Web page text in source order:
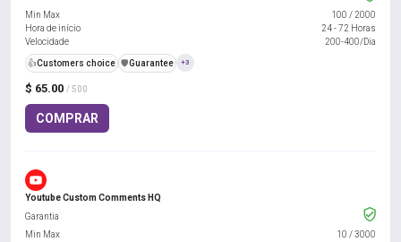
$ 65.00 / 500
COMPRAR
Min Max
100 / 2000
Hora de início
24 - 72 Horas
Velocidade
200-400/Dia
👍Customers choice ️🛡️Guarantee +3
Youtube Custom Comments HQ
Garantia
Min Max
10 /3000